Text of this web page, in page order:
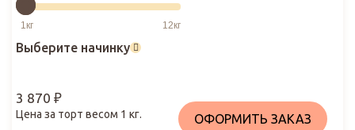
Выберите начинку
3 870 ₽
Цена за торт весом 1 кг. ОФОРМИТЬ ЗАКАЗ